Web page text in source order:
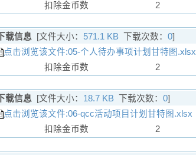
扣除金币数
2
下载信息 [文件大小： 571.1 KB 下载次数： 0]
点击浏览该文件:05-个人待办事项计划甘特图.xlsx
扣除金币数
2
下载信息 [文件大小： 18.7 KB 下载次数： 0]
点击浏览该文件:06-qcc活动项目计划甘特图.xlsx
扣除金币数
2